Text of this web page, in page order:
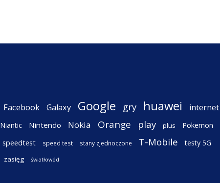
Facebook Galaxy Google gry huawei internet
Niantic Nintendo Nokia Orange play plus Pokemon
speedtest speed test stany zjednoczone T-Mobile testy 5G
zasięg światłowód